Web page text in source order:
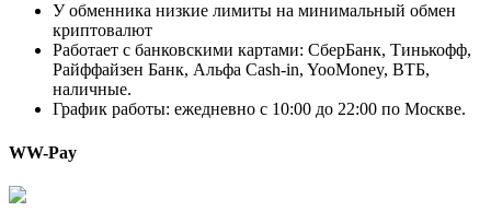
У обменника низкие лимиты на минимальный обмен
криптовалют
Работает с банковскими картами: СберБанк, Тинькофф,
Райффайзен Банк, Альфа Cash-in, YooMoney, ВТБ,
наличные.
График работы: ежедневно с 10:00 до 22:00 по Москве.
WW-Pay